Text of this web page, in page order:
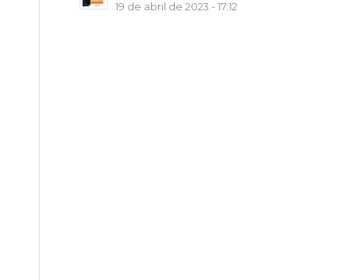
19 de abril de 2023 - 17:12